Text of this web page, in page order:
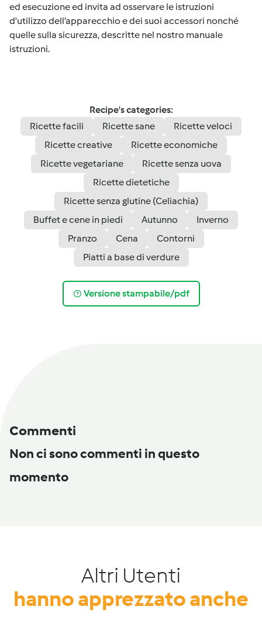
ed esecuzione ed invita ad osservare le istruzioni
d'utilizzo dell’apparecchio e dei suoi accessori nonché
quelle sulla sicurezza, descritte nel nostro manuale
istruzioni.
Recipe's categories:
Ricette facili
Ricette sane
Ricette veloci
Ricette creative
Ricette economiche
Ricette vegetariane
Ricette senza uova
Ricette dietetiche
Ricette senza glutine (Celiachia)
Buffet e cene in piedi
Autunno
Inverno
Pranzo
Cena
Contorni
Piatti a base di verdure
Versione stampabile/pdf
Commenti
Non ci sono commenti in questo
momento
Altri Utenti
hanno apprezzato anche